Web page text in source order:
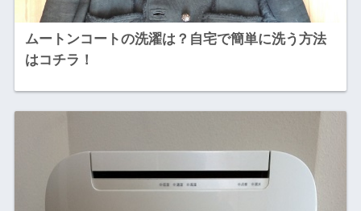
ムートンコートの洗濯は？自宅で簡単に洗う方法
はコチラ！